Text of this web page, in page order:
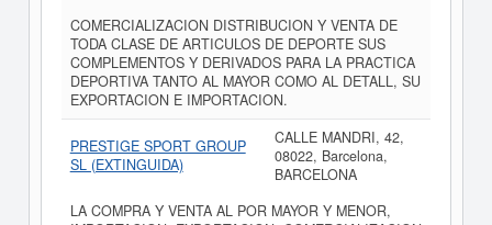
COMERCIALIZACION DISTRIBUCION Y VENTA DE
TODA CLASE DE ARTICULOS DE DEPORTE SUS
COMPLEMENTOS Y DERIVADOS PARA LA PRACTICA
DEPORTIVA TANTO AL MAYOR COMO AL DETALL, SU
EXPORTACION E IMPORTACION.
PRESTIGE SPORT GROUP
SL (EXTINGUIDA)
CALLE MANDRI, 42,
08022, Barcelona,
BARCELONA
LA COMPRA Y VENTA AL POR MAYOR Y MENOR,